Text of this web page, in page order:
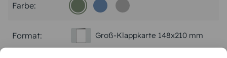
Farbe:
Format: Groß-Klappkarte 148x210 mm